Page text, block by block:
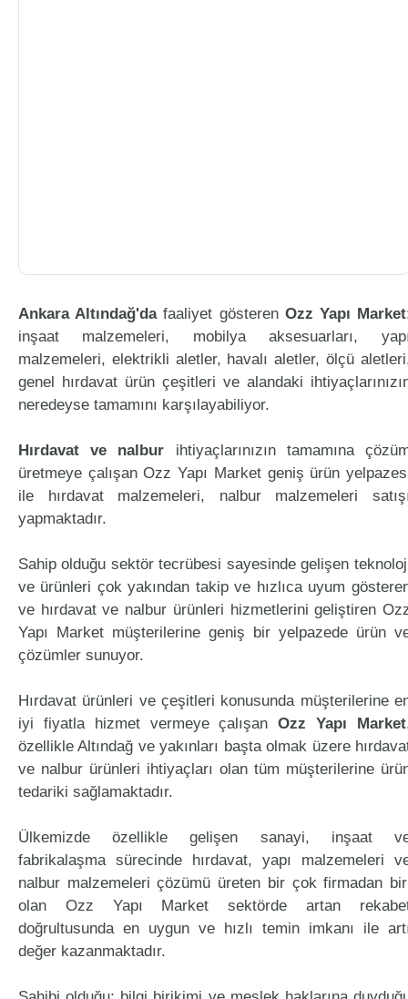
Ankara Altındağ'dafaaliyet gösteren Ozz Yapı Market
inşaat malzemeleri, mobilya aksesuarları,
malzemeleri, elektrikli aletler, havalı aletler, ölçü
genel hırdavat ürün çeşitleri ve alandaki
neredeyse tamamını karşılayabiliyor.
Hırdavat ve nalbur ihtiyaçlarınızın tamamına
üretmeye çalışan Ozz Yapı Market geniş ürün
ile hırdavat malzemeleri, nalbur malzemeleri
yapmaktadır.
Sahip olduğu sektör tecrübesi sayesinde gelişen
ve ürünleri çok yakından takip ve hızlıca uyum
ve hırdavat ve nalbur ürünleri hizmetlerini geliştiren
Yapı Market müşterilerine geniş bir yelpazede ürün
çözümler sunuyor.
Hırdavat ürünleri ve çeşitleri konusunda müşterilerine
iyi fiyatla hizmet vermeye çalışanOzz Yapı Market
özellikle Altındağ ve yakınları başta olmak üzere
ve nalbur ürünleri ihtiyaçları olan tüm müşterilerine
tedariki sağlamaktadır.
Ülkemizde özellikle gelişen sanayi, inşaat
fabrikalaşma sürecinde hırdavat, yapı malzemeleri
nalbur malzemeleri çözümü üreten bir çok firmadan
olan Ozz Yapı Market sektörde artan
doğrultusunda en uygun ve hızlı temin imkanı ile
değer kazanmaktadır.